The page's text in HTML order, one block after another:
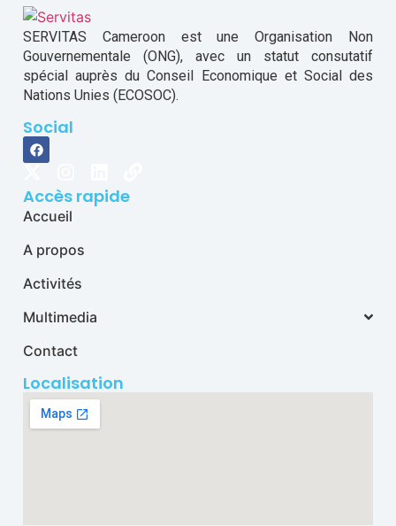
SERVITAS Cameroon est une Organisation Non
Gouvernementale (ONG), avec un statut consutatif
spécial auprès du Conseil Economique et Social des
Nations Unies (ECOSOC).
Social
Accès rapide
Accueil
A propos
Activités
Multimedia
Contact
Localisation